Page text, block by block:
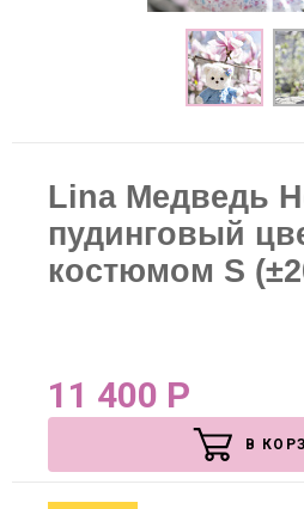
Lina Медведь
пудинговый
костюмом S
11 400 Р
В